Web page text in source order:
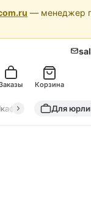
— менеджер
Корзина
автоматики
Для